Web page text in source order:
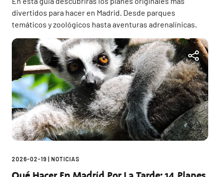
divertidos para hacer en Madrid. Desde parques
temáticos y zoológicos hasta aventuras adrenalínicas.
2026-02-19 | NOTICIAS